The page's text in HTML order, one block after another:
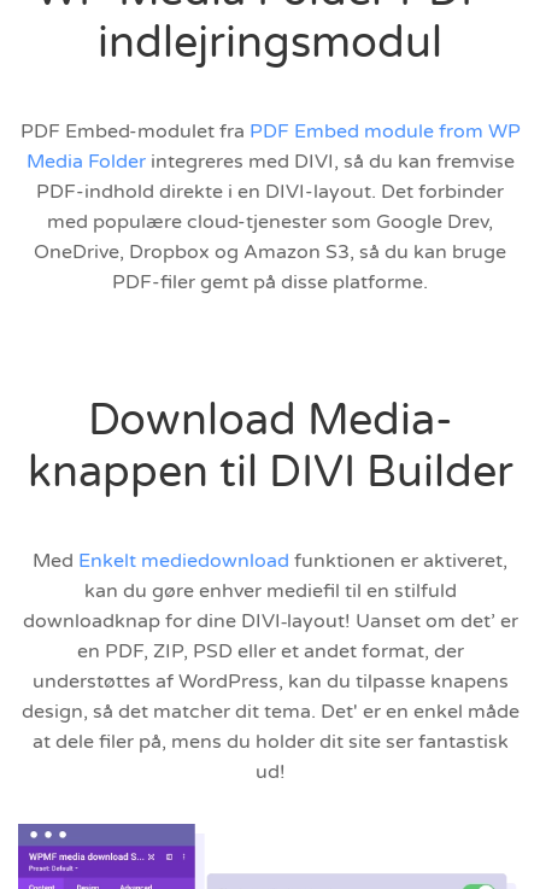
indlejringsmodul
PDF Embed-modulet fra PDF Embed module from WP
Media Folderintegreres med DIVI, så du kan fremvise
PDF-indhold direkte i en DIVI-layout. Det forbinder
med populære cloud-tjenester som Google Drev,
OneDrive, Dropbox og Amazon S3, så du kan bruge
PDF-filer gemt på disse platforme.
Download Media-
knappen til DIVI Builder
Med Enkelt mediedownload funktionen er aktiveret,
kan du gøre enhver mediefil til en stilfuld
downloadknap for dine DIVI‑layout! Uanset om det’ er
en PDF, ZIP, PSD eller et andet format, der
understøttes af WordPress, kan du tilpasse knapens
design, så det matcher dit tema. Det' er en enkel måde
at dele filer på, mens du holder dit site ser fantastisk
ud!